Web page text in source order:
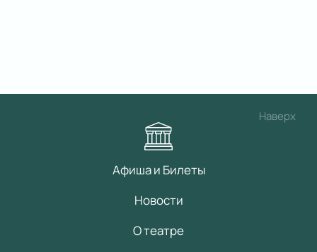
Наверх
Афиша и Билеты
Новости
О театре